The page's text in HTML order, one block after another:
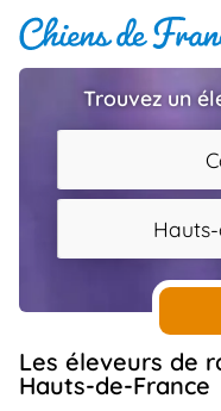
Chiots
Éleveurs
Étalons
Chiens
Trouvez un
Les éleveurs de race Canaan Dog en
Hauts-de-France